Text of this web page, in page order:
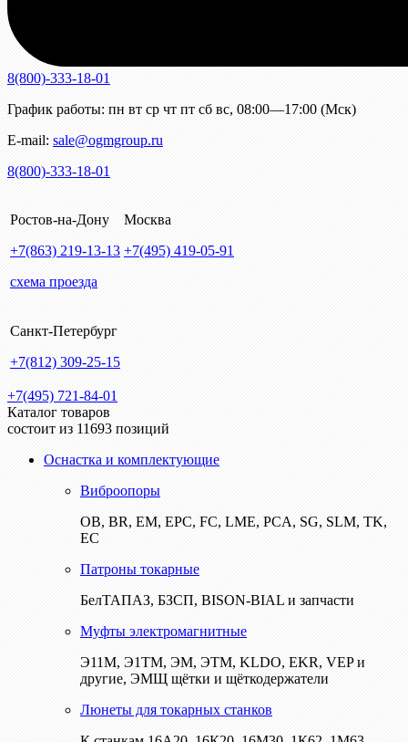
8(800)-333-18-01
График работы: пн вт ср чт пт сб вс, 08:00—17:00 (Мск)
E-mail: sale@ogmgroup.ru
8(800)-333-18-01
Ростов-на-Дону
+7(863) 219-13-13
схема проезда
Москва
+7(495) 419-05-91
Санкт-Петербург
+7(812) 309-25-15
+7(495) 721-84-01
Каталог товаров
состоит из 11693 позиций
Оснастка и комплектующие
Виброопоры
ОВ, BR, EM, EPC, FC, LME, PCA, SG, SLM, TK,
EC
Патроны токарные
БелТАПАЗ, БЗСП, BISON-BIAL и запчасти
Муфты электромагнитные
Э11М, Э1ТМ, ЭМ, ЭТМ, KLDO, EKR, VEP и
другие, ЭМЩ щётки и щёткодержатели
Люнеты для токарных станков